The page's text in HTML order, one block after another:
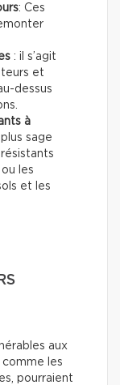
: Ces
: il s’agit
et
dessus
à
sage
les
et les
aux
les
pourraient